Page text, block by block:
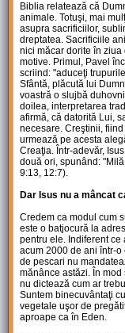
Biblia relatează că
animale. Totuşi, mai
asupra sacrificiilor,
dreptatea. Sacrificiile
nici măcar dorite în
motive. Primul, Pavel
scriind: "aduceţi
Sfântă, plăcută lui
voastră o slujbă
doilea, interpretarea
afirmă, că datorită Lui,
necesare. Creştinii,
urmează pe acesta
Creaţia. Într-adevăr,
două ori, spunând:
9:13, 12:7).
Dar Isus nu a mâncat
Credem ca modul cum
este o batjocură la
pentru ele. Indiferent ce
acum 2000 de ani într-
de pescari nu
mănânce astăzi. În
nu dictează cum ar
Suntem binecuvântaţi
vegetale uşor de
aproape ca în Eden.